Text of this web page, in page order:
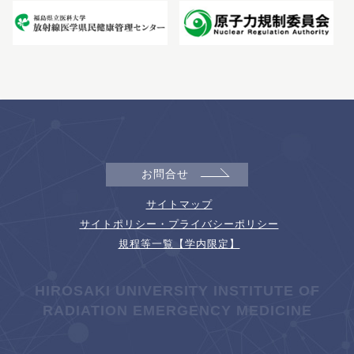
お問合せ
サイトマップ
サイトポリシー・プライバシーポリシー
規程等一覧【学内限定】
HIROSAKI UNIVERSITY INSTITUTE OF
RADIATION EMERGENCY MEDICINE